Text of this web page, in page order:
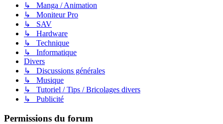
↳ Manga / Animation
↳ Moniteur Pro
↳ SAV
↳ Hardware
↳ Technique
↳ Informatique
Divers
↳ Discussions générales
↳ Musique
↳ Tutoriel / Tips / Bricolages divers
↳ Publicité
Permissions du forum